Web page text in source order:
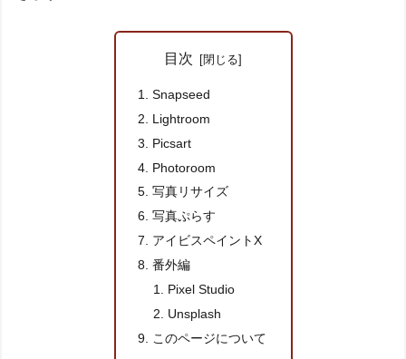
目次
Snapseed
Lightroom
Picsart
Photoroom
写真リサイズ
写真ぷらす
アイビスペイントX
番外編
Pixel Studio
Unsplash
このページについて